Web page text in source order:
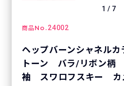
1 / 7
商品No.24002
ヘップバーンシャネル
トーン バラ/リボン柄
袖 スワロフスキー カ